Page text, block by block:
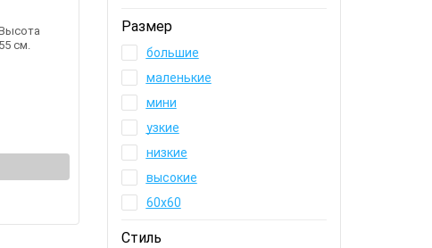
55 см.
Размер
большие
маленькие
мини
узкие
низкие
высокие
60х60
Стиль